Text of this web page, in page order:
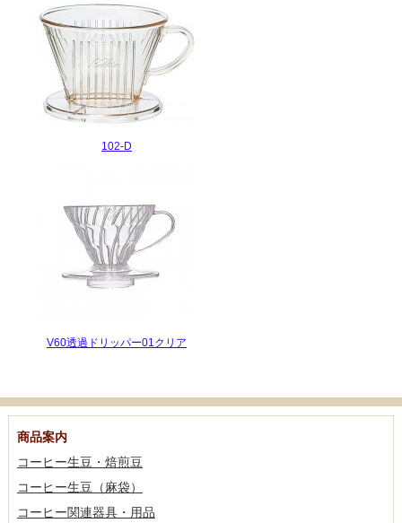
102-D
V60透過ドリッパー01クリア
商品案内
コーヒー生豆・焙煎豆
コーヒー生豆（麻袋）
コーヒー関連器具・用品